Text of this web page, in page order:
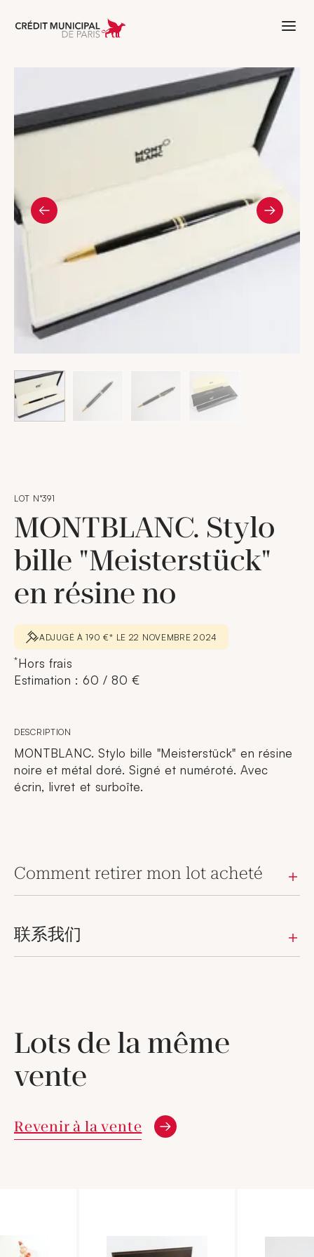
Aller à l'accueil de Crédit Municipal
LOT N°391
MONTBLANC. Stylo
bille "Meisterstück"
en résine no
ADJUGÉ À 190 €* LE 22 NOVEMBRE 2024
*Hors frais
Estimation : 60 / 80 €
DESCRIPTION
MONTBLANC. Stylo bille "Meisterstück" en résine
noire et métal doré. Signé et numéroté. Avec
écrin, livret et surboîte.
Comment retirer mon lot acheté
联系我们
Lots de la même
vente
Revenir à la vente